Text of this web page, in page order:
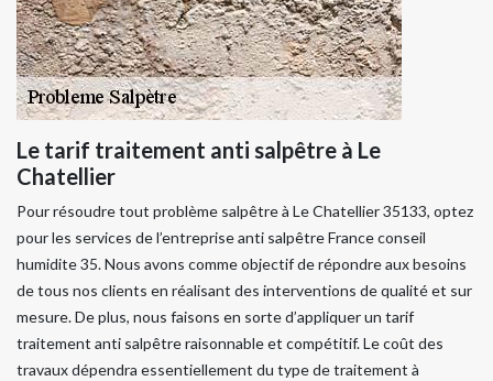
Le tarif traitement anti salpêtre à Le
Chatellier
Pour résoudre tout problème salpêtre à Le Chatellier 35133, optez
pour les services de l’entreprise anti salpêtre France conseil
humidite 35. Nous avons comme objectif de répondre aux besoins
de tous nos clients en réalisant des interventions de qualité et sur
mesure. De plus, nous faisons en sorte d’appliquer un tarif
traitement anti salpêtre raisonnable et compétitif. Le coût des
travaux dépendra essentiellement du type de traitement à